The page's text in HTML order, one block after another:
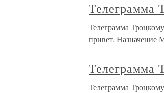
Телеграмма
Телеграмма
привет. Назначение
Телеграмма
Телеграмма